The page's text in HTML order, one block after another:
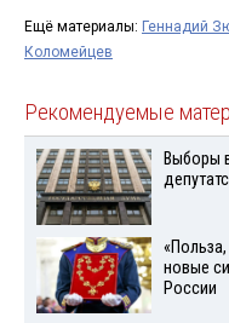
Ещё материалы: Геннадий
Коломейцев
Рекомендуемые
Выборы
новые
России